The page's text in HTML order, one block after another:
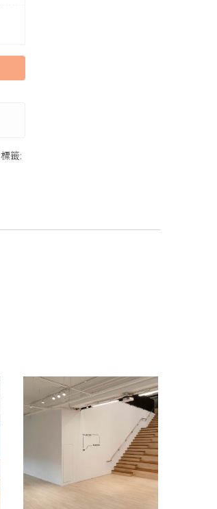
標籤: